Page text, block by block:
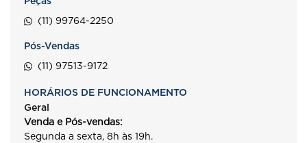
(11) 99764-2250
Pós-Vendas
(11) 97513-9172
HORÁRIOS DE FUNCIONAMENTO
Geral
Venda e Pós-vendas:
Segunda a sexta, 8h às 19h.